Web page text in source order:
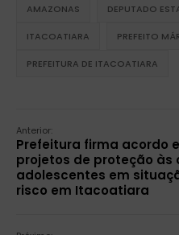
AMAZONAS DEPUTADO
ITACOATIARA PREFEITO
PREFEITURA DE ITACOATIARA
Anterior:
Prefeitura firma acordo
projetos de proteção às
adolescentes em
risco em Itacoatiara